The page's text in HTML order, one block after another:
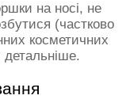
на носі, не
(частково
косметичних